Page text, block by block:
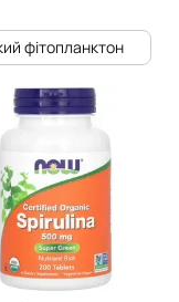
фітопланктон